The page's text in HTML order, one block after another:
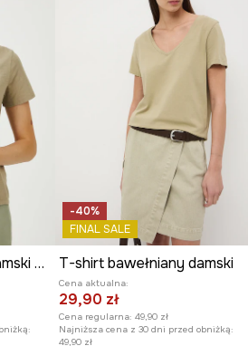
T-shirt bawełniany damski gładki kolor zielony
-40%
FINAL SALE
T-shirt bawełniany damski
Cena aktualna:
29,90 zł
Cena regularna: 49,90 zł
Najniższa cena z 30 dni przed obniżką:
49,90 zł